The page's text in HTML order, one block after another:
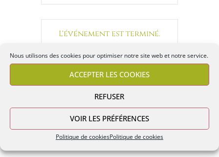
Nous utilisons des cookies pour optimiser notre site web et notre service.
ACCEPTER LES COOKIES
REFUSER
VOIR LES PRÉFÉRENCES
Politique de cookiesPolitique de cookies
L'événement est terminé.